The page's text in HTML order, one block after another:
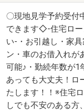
〇現地見学予約受
できます◇-住宅ロー
い-・お引越し・家
ン・車のお借入れが
可能♪・勤続年数が1
あっても大丈夫！ロ
たします！！※住宅
しでも不安のある方